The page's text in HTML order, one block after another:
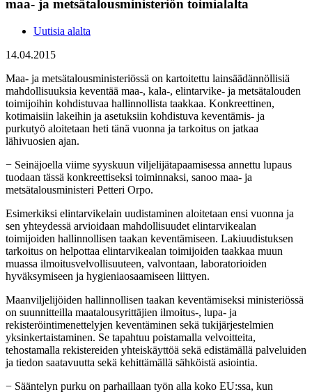
maa- ja metsätalousministeriön toimialalta
Uutisia alalta
14.04.2015
Maa- ja metsätalousministeriössä on kartoitettu lainsäädännöllisiä
mahdollisuuksia keventää maa-, kala-, elintarvike- ja metsätalouden
toimijoihin kohdistuvaa hallinnollista taakkaa. Konkreettinen,
kotimaisiin lakeihin ja asetuksiin kohdistuva keventämis- ja
purkutyö aloitetaan heti tänä vuonna ja tarkoitus on jatkaa
lähivuosien ajan.
− Seinäjoella viime syyskuun viljelijätapaamisessa annettu lupaus
tuodaan tässä konkreettiseksi toiminnaksi, sanoo maa- ja
metsätalousministeri Petteri Orpo.
Esimerkiksi elintarvikelain uudistaminen aloitetaan ensi vuonna ja
sen yhteydessä arvioidaan mahdollisuudet elintarvikealan
toimijoiden hallinnollisen taakan keventämiseen. Lakiuudistuksen
tarkoitus on helpottaa elintarvikealan toimijoiden taakkaa muun
muassa ilmoitusvelvollisuuteen, valvontaan, laboratorioiden
hyväksymiseen ja hygieniaosaamiseen liittyen.
Maanviljelijöiden hallinnollisen taakan keventämiseksi ministeriössä
on suunnitteilla maatalousyrittäjien ilmoitus-, lupa- ja
rekisteröintimenettelyjen keventäminen sekä tukijärjestelmien
yksinkertaistaminen. Se tapahtuu poistamalla velvoitteita,
tehostamalla rekistereiden yhteiskäyttöä sekä edistämällä palveluiden
ja tiedon saatavuutta sekä kehittämällä sähköistä asiointia.
− Sääntelyn purku on parhaillaan työn alla koko EU:ssa, kun